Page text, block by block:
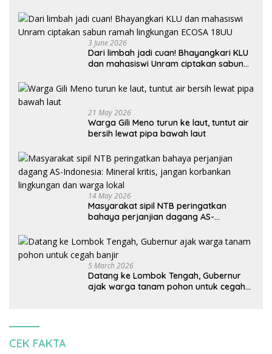
3 June 2026
Dari limbah jadi cuan! Bhayangkari KLU
dan mahasiswi Unram ciptakan sabun
21 May 2026
Warga Gili Meno turun ke laut, tuntut air
bersih lewat pipa bawah laut
14 May 2026
Masyarakat sipil NTB peringatkan
bahaya perjanjian dagang AS-
korbankan lingkungan dan warga lokal
5 March 2026
Datang ke Lombok Tengah, Gubernur
ajak warga tanam pohon untuk cegah
CEK FAKTA